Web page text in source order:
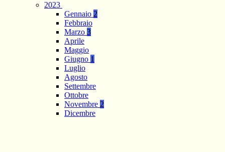
2023
Gennaio 2
Febbraio
Marzo 3
Aprile
Maggio
Giugno 1
Luglio
Agosto
Settembre
Ottobre
Novembre 2
Dicembre